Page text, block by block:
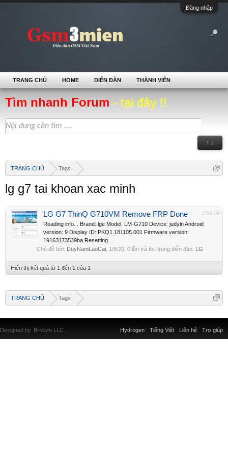
Đăng nhập
Tìm nhanh Forum - tại đây !!
↑ ↓
TRANG CHỦ Tags
lg g7 tai khoan xac minh
Chủ đề
LG G7 ThinQ G710VM Remove FRP Done
Reading info... Brand: lge Model: LM-G710 Device: judyln Android
version: 9 Display ID: PKQ1.181105.001 Firmware version:
19163173539ba Resetting...
Chủ đề bởi: DuyNamLaoCai 1/8/20 , 0 lần trả lời, trong diễn đàn: LG
Hiển thị kết quả từ 1 đến 1 của 1
TRANG CHỦ Tags
TRANG CHỦ HOME DIỄN ĐÀN THÀNH VIÊN
Liên hệ Trợ giúp
Hydrogen Tiếng Việt
Designed by Brivium LLC.